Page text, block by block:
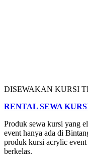
DISEWAKAN KURSI
RENTAL SEWA
Produk sewa kursi yang
event hanya ada di
produk kursi acrylic
berkelas.